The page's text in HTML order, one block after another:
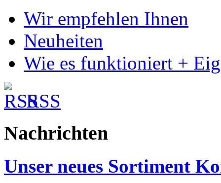
Wir empfehlen Ihnen
Neuheiten
Wie es funktioniert +
RSS
Nachrichten
Unser neues Sortiment